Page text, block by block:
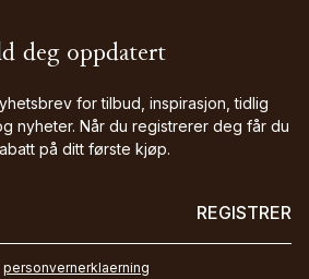
deg oppdatert
for tilbud, inspirasjon, tidlig
nyheter. Når du registrerer deg får du
på ditt første kjøp.
REGISTRER
personvernerklaerning